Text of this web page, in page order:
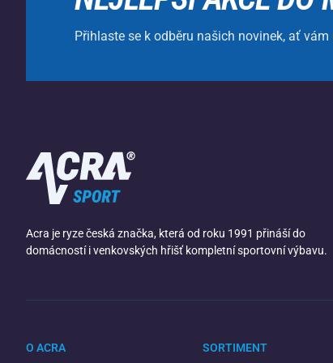
Přihlaste se k odběru našich novinek, ať
Acra je ryze česká značka, která od roku 1991 přináší do
domácností i venkovských hřišť kompletní sportovní výbavu.
O ACRA SORTIMENT